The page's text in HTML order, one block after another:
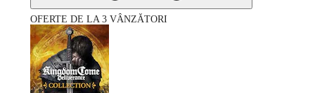
OFERTE DE LA 3 VÂNZĂTORI